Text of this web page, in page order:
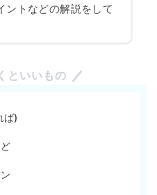
ントなどの解説をして
といいもの
ば)